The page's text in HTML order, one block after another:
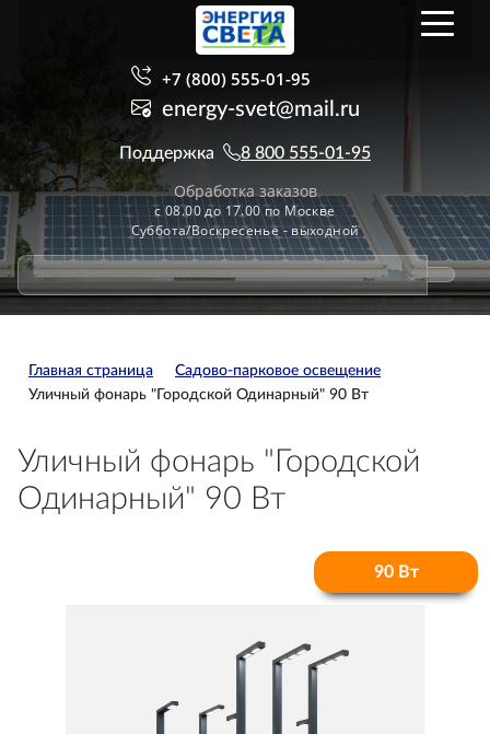
+7 (800) 555-01-95
energy-svet@mail.ru
Поддержка 8 800 555-01-95
Обработка заказов
с 08.00 до 17.00 по Москве
Суббота/Воскресенье - выходной
Главная страница
Садово-парковое освещение
Уличный фонарь "Городской Одинарный" 90 Вт
Уличный фонарь "Городской
Одинарный" 90 Вт
90 Вт